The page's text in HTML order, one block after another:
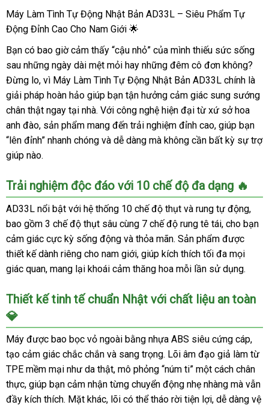
Máy Làm Tình Tự Động Nhật Bản AD33L – Siêu Phẩm Tự
Động Đỉnh Cao Cho Nam Giới 🌟
Bạn có bao giờ cảm thấy “cậu nhỏ” của mình thiếu sức sống
sau những ngày dài mệt mỏi hay những đêm cô đơn không?
Đừng lo, vì Máy Làm Tình Tự Động Nhật Bản AD33L chính là
giải pháp hoàn hảo giúp bạn tận hưởng cảm giác sung sướng
chân thật ngay tại nhà. Với công nghệ hiện đại từ xứ sở hoa
anh đào, sản phẩm mang đến trải nghiệm đỉnh cao, giúp bạn
“lên đỉnh” nhanh chóng và dễ dàng mà không cần bất kỳ sự trợ
giúp nào.
Trải nghiệm độc đáo với 10 chế độ đa dạng 🔥
AD33L nổi bật với hệ thống 10 chế độ thụt và rung tự động,
bao gồm 3 chế độ thụt sâu cùng 7 chế độ rung tê tái, cho bạn
cảm giác cực kỳ sống động và thỏa mãn. Sản phẩm được
thiết kế dành riêng cho nam giới, giúp kích thích tối đa mọi
giác quan, mang lại khoái cảm thăng hoa mỗi lần sử dụng.
Thiết kế tinh tế chuẩn Nhật với chất liệu an toàn
💎
Máy được bao bọc vỏ ngoài bằng nhựa ABS siêu cứng cáp,
tạo cảm giác chắc chắn và sang trọng. Lõi âm đạo giả làm từ
TPE mềm mại như da thật, mô phỏng “núm ti” một cách chân
thực, giúp bạn cảm nhận từng chuyển động nhẹ nhàng mà vẫn
đầy kích thích. Mặt khác, lõi có thể tháo rời tiện lợi, dễ dàng vệ